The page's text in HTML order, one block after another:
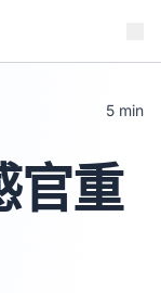
5 min
重